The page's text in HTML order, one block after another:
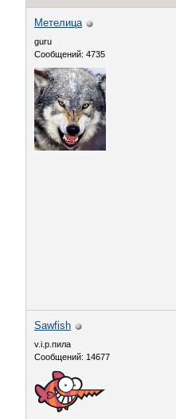
Метелица
guru
Сообщений: 4735
Sawfish
v.i.p.пила
Сообщений: 14677